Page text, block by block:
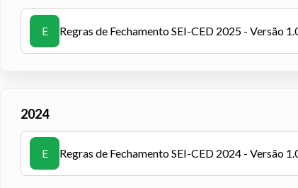
E Regras de Fechamento SEI-CED 2025 - Versão
2024
E Regras de Fechamento SEI-CED 2024 - Versão